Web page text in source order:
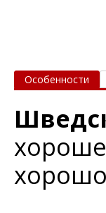
Особенности